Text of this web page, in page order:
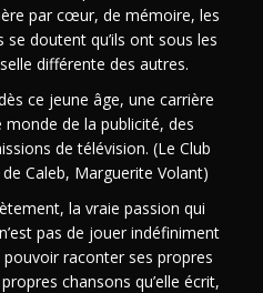
par cœur, de mémoire, les
doutent qu’ils ont sous les
différente des autres.
ce jeune âge, une carrière
de la publicité, des
de télévision. (Le Club
Caleb, Marguerite Volant)
la vraie passion qui
pas de jouer indéfiniment
raconter ses propres
chansons qu’elle écrit,